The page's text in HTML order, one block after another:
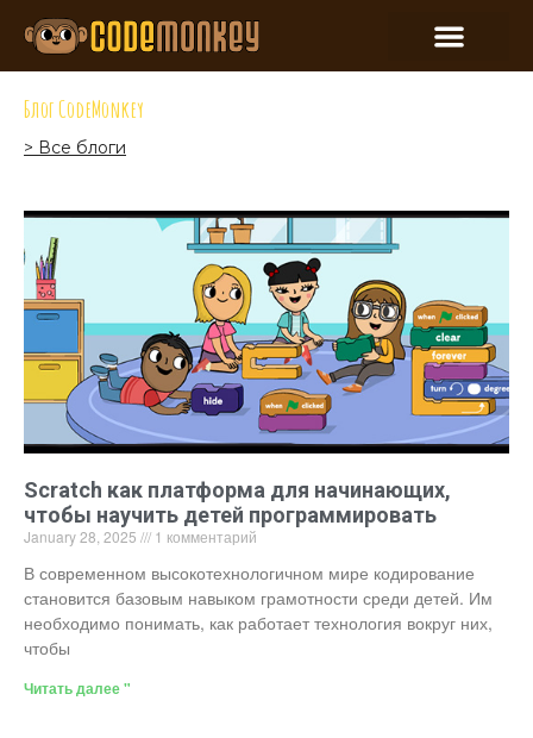
Блог CodeMonkey
> Все блоги
Scratch как платформа для начинающих,
чтобы научить детей программировать
January 28, 2025 1 комментарий
В современном высокотехнологичном мире кодирование
становится базовым навыком грамотности среди детей. Им
необходимо понимать, как работает технология вокруг них,
чтобы
Читать далее "